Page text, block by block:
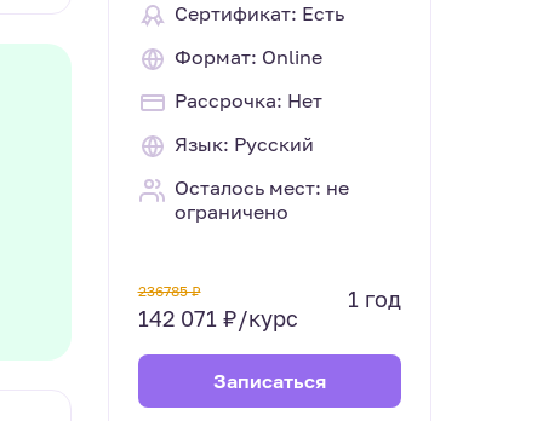
Сертификат: Есть
Формат: Online
Рассрочка: Нет
Язык: Русский
Осталось мест: не
ограничено
236785 ₽
142 071 ₽/курс
1 год
Записаться